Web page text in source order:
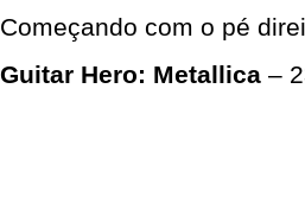
Começando com o pé
Guitar Hero: Metallica –